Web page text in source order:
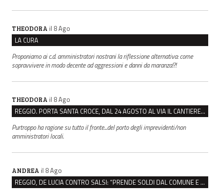
THEODORA il 8 Ago
LA CURA
Proponiamo ai c.d. amministratori nostrani la riflessione alternativa: come
sopravvivere in modo decente ad aggressioni e danni da maranza!?!
THEODORA il 8 Ago
REGGIO. PORTA SANTA CROCE, DAL 24 AGOSTO AL VIA IL CANTIERE PER IL NUOVO COLLETTORE FOGNARIO
Purtroppo ha ragione su tutto il fronte...del porto degli imprevidenti/non
amministratori locali.
ANDREA il 8 Ago
REGGIO, DE LUCIA CONTRO SALSI: “PRENDE SOLDI DAL COMUNE E DIFFONDE FAKE NEWS”